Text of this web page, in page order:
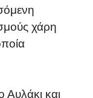
χάρη
Αυλάκι και